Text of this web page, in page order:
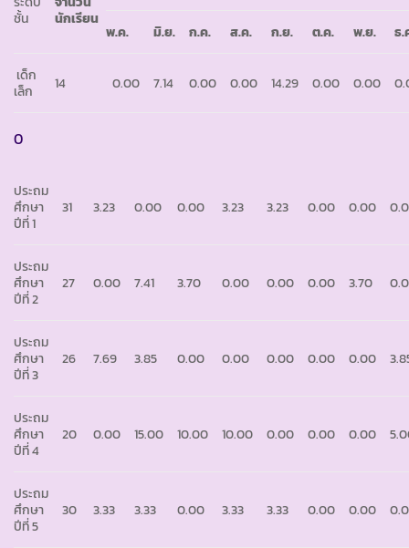
ชั้น
นักเรียน
พ.ค. มิ.ย. ก.ค. ส.ค. ก.ย. ต.ค. พ.ย. ธ.
เด็ก
เล็ก
14 0.00 7.14 0.00 0.00 14.29 0.00 0.00
0
ประถม
ศึกษา
ปีที่ 1
31 3.23 0.00 0.00 3.23 3.23 0.00 0.00
ประถม
ศึกษา
ปีที่ 2
27 0.00 7.41 3.70 0.00 0.00 0.00 3.70
ประถม
ศึกษา
ปีที่ 3
26 7.69 3.85 0.00 0.00 0.00 0.00 0.00
ประถม
ศึกษา
ปีที่ 4
20 0.00 15.00 10.00 10.00 0.00 0.00 0.00
ประถม
ศึกษา
ปีที่ 5
30 3.33 3.33 0.00 3.33 3.33 0.00 0.00